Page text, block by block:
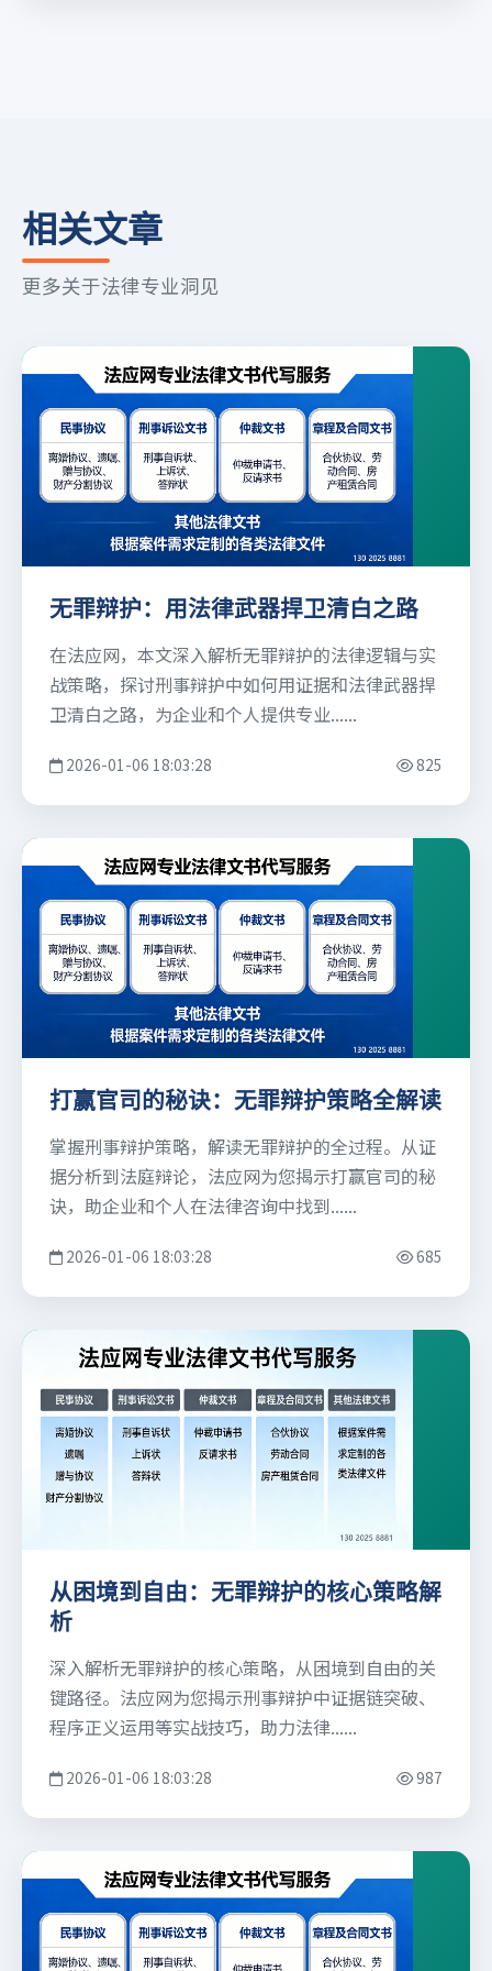
相关文章
更多关于法律专业洞见
无罪辩护：用法律武器捍卫清白之路
在法应网，本文深入解析无罪辩护的法律逻辑与实
战策略，探讨刑事辩护中如何用证据和法律武器捍
卫清白之路，为企业和个人提供专业......
2026-01-06 18:03:28 825
打赢官司的秘诀：无罪辩护策略全解读
掌握刑事辩护策略，解读无罪辩护的全过程。从证
据分析到法庭辩论，法应网为您揭示打赢官司的秘
诀，助企业和个人在法律咨询中找到......
2026-01-06 18:03:28 685
从困境到自由：无罪辩护的核心策略解
析
深入解析无罪辩护的核心策略，从困境到自由的关
键路径。法应网为您揭示刑事辩护中证据链突破、
程序正义运用等实战技巧，助力法律......
2026-01-06 18:03:28 987